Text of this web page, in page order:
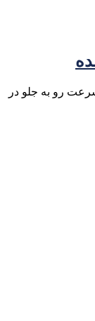
رو به جلو در